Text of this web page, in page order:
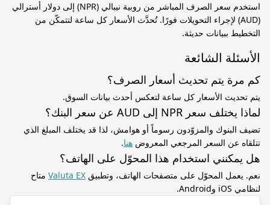
استخدم سعر الصرف المباشر من روبية نيبالي (NPR) إلى دولار أسترالي
(AUD) لإجراء التحويلات فورًا. تُحدَّث الأسعار كل ساعة لتتمكّن من
التخطيط ببيانات حديثة.
الأسئلة الشائعة
كم مرة يتم تحديث أسعار الصرف؟
يتم تحديث الأسعار كل ساعة لتعكس أحدث بيانات السوق.
لماذا يختلف سعر NPR إلى AUD عن سعر البنك؟
تضيف البنوك والمزوّدون رسوماً أو هوامش، لذا قد يختلف المبلغ الذي
تتلقاه عن السعر المرجعي المعروض هنا.
هل يمكنني استخدام هذا المحوّل على الهاتف؟
نعم. يعمل المحوّل على متصفحات الهاتف، وتطبيق Valuta EX متاح
لنظامي iOS وAndroid.